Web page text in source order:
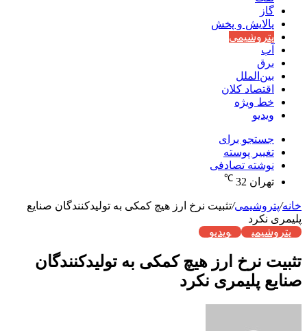
گاز
پالایش و پخش
پتروشیمی
آب
برق
بین‌الملل
اقتصاد کلان
خط ویژه
ویدیو
جستجو برای
تغییر پوسته
نوشته تصادفی
تهران 32
℃
خانه/پتروشیمی/تثبیت نرخ ارز هیچ کمکی به تولیدکنندگان صنایع
پلیمری نکرد
پتروشیمی
ویدیو
تثبیت نرخ ارز هیچ کمکی به تولیدکنندگان
صنایع پلیمری نکرد